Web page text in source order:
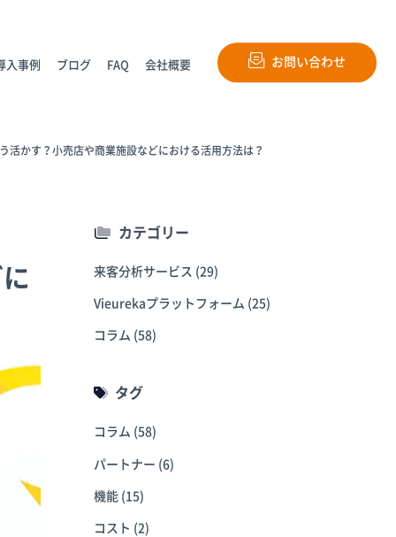
入事例 ブログ FAQ 会社概要 お問い合わせ
活かす？小売店や商業施設などにおける活用方法は？
カテゴリー
来客分析サービス (29)
Vieurekaプラットフォーム (25)
コラム (58)
タグ
コラム (58)
パートナー (6)
機能 (15)
コスト (2)